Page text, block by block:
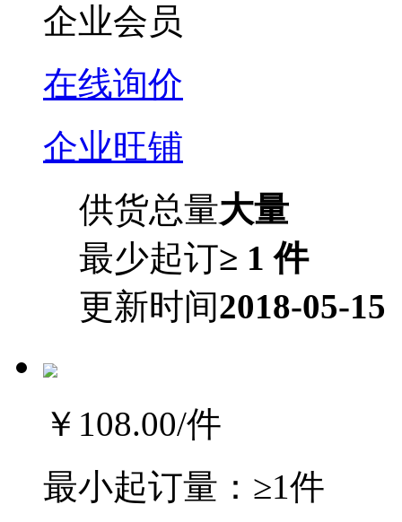
企业会员
在线询价
企业旺铺
供货总量大量
最少起订≥ 1 件
更新时间2018-05-15
￥108.00/件
最小起订量： ≥1件